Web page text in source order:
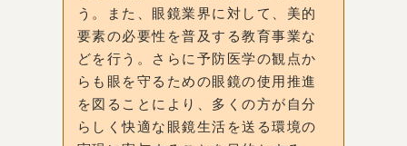
う。また、眼鏡業界に対して、美的
要素の必要性を普及する教育事業な
どを行う。さらに予防医学の観点か
らも眼を守るための眼鏡の使用推進
を図ることにより、多くの方が自分
らしく快適な眼鏡生活を送る環境の